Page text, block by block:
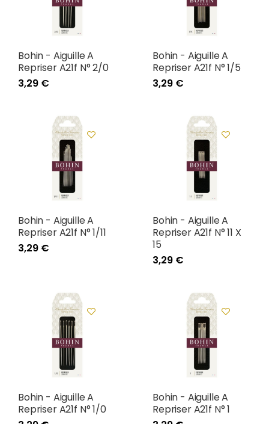
Bohin - Aiguille A
Repriser A21f N° 2/0
3,29 €
Bohin - Aiguille A
Repriser A21f N° 1/5
3,29 €
Bohin - Aiguille A
Repriser A21f N° 1/11
3,29 €
Bohin - Aiguille A
Repriser A21f N° 11 X
15
3,29 €
Bohin - Aiguille A
Repriser A21f N° 1/0
Bohin - Aiguille A
Repriser A21f N° 1